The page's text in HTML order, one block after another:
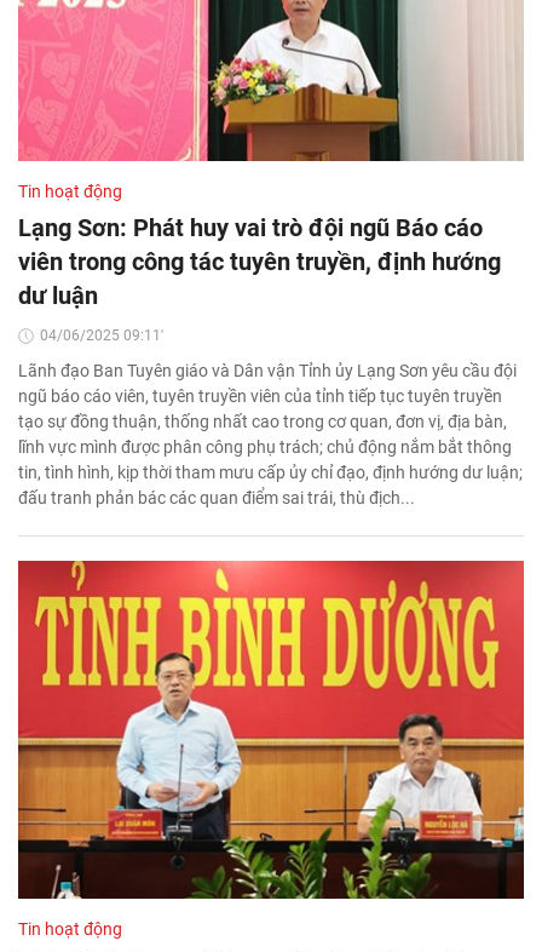
Tin hoạt động
Lạng Sơn: Phát huy vai trò đội ngũ Báo cáo
viên trong công tác tuyên truyền, định hướng
dư luận
04/06/2025 09:11'
Lãnh đạo Ban Tuyên giáo và Dân vận Tỉnh ủy Lạng Sơn yêu cầu đội
ngũ báo cáo viên, tuyên truyền viên của tỉnh tiếp tục tuyên truyền
tạo sự đồng thuận, thống nhất cao trong cơ quan, đơn vị, địa bàn,
lĩnh vực mình được phân công phụ trách; chủ động nắm bắt thông
tin, tình hình, kịp thời tham mưu cấp ủy chỉ đạo, định hướng dư luận;
đấu tranh phản bác các quan điểm sai trái, thù địch...
Tin hoạt động